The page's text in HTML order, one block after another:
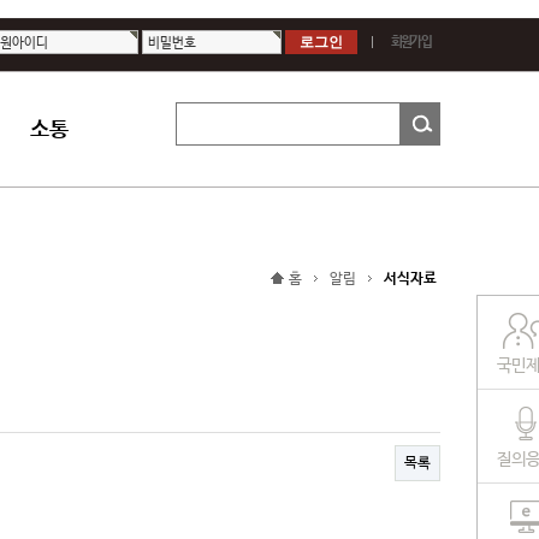
아이디 비밀번호 회원가입
소통
홈 알림 서식자료
목록
국민
질의